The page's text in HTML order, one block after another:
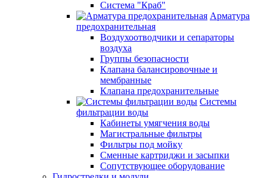
Система "Краб"
Арматура
предохранительная
Воздухоотводчики и сепараторы
воздуха
Группы безопасности
Клапана балансировочные и
мембранные
Клапана предохранительные
Системы
фильтрации воды
Кабинеты умягчения воды
Магистральные фильтры
Фильтры под мойку
Сменные картриджи и засыпки
Сопутствующее оборудование